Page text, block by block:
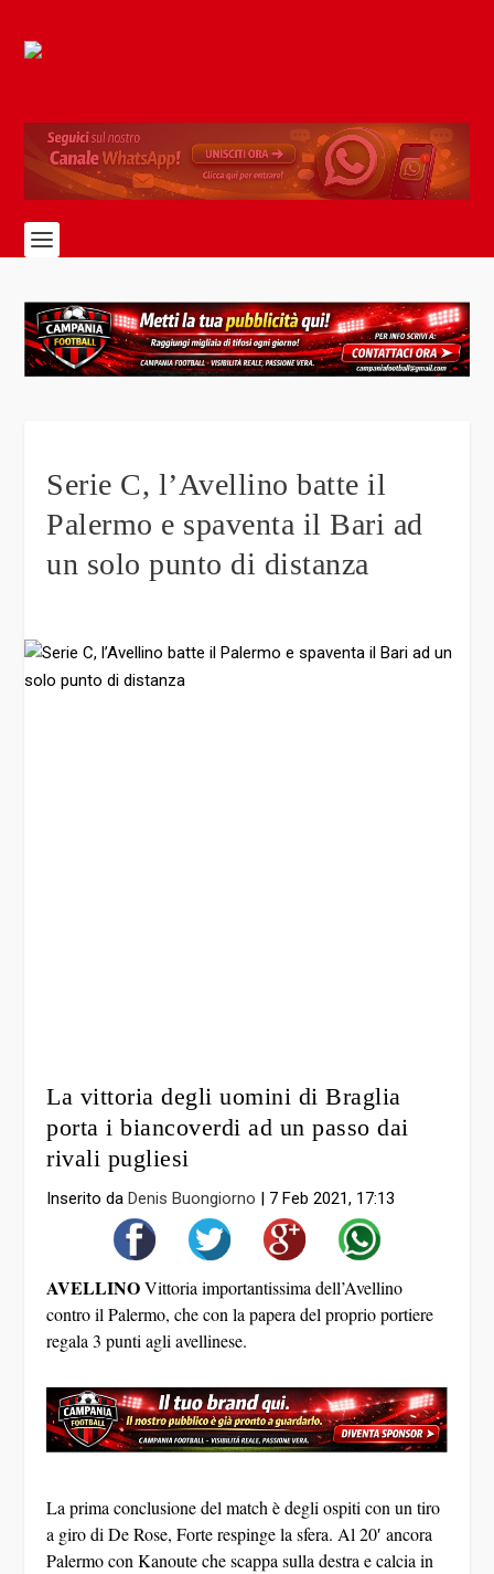
Serie C, l’Avellino batte il
Palermo e spaventa il Bari ad
un solo punto di distanza
La vittoria degli uomini di Braglia
porta i biancoverdi ad un passo dai
rivali pugliesi
Inserito da Denis Buongiorno 7 Feb 2021, 17:13
AVELLINOVittoria importantissima dell’Avellino
contro il Palermo, che con la papera del proprio portiere
regala 3 punti agli avellinese.
La prima conclusione del match è degli ospiti con un tiro
a giro di De Rose, Forte respinge la sfera. Al 20′ ancora
Palermo con Kanoute che scappa sulla destra e calcia in